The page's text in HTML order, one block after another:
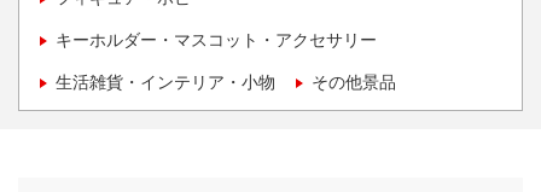
キーホルダー・マスコット・アクセサリー
生活雑貨・インテリア・小物 その他景品